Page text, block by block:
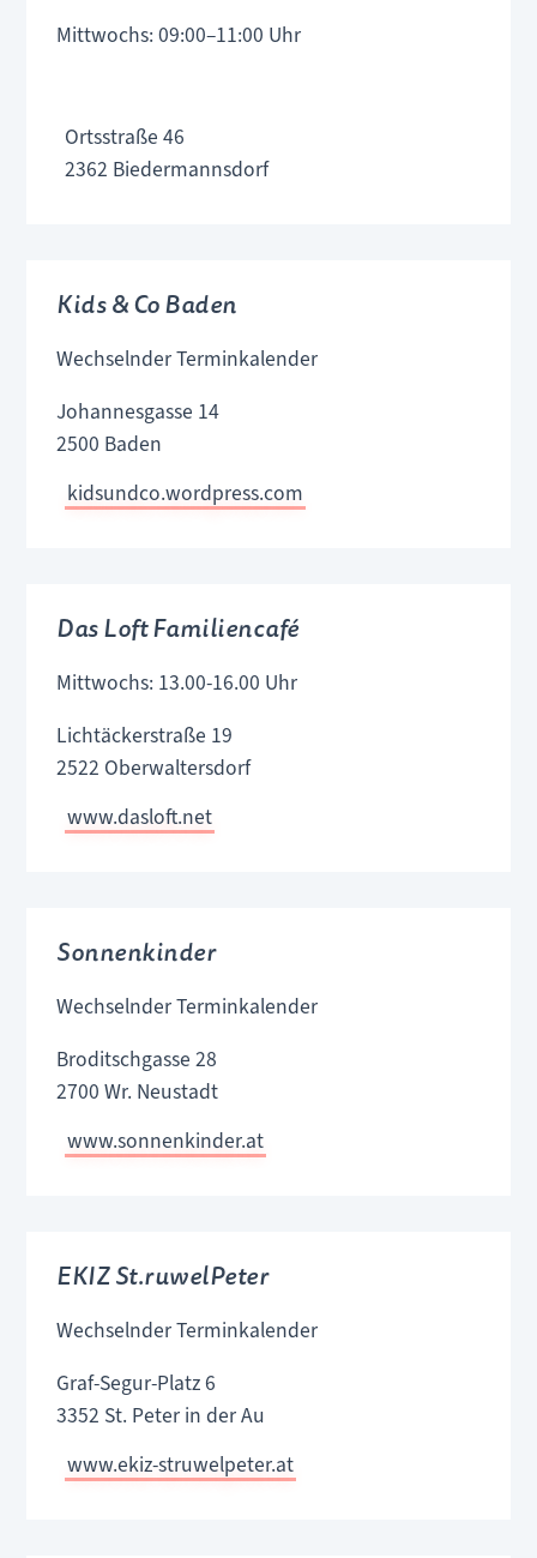
Mittwochs: 09:00–11:00 Uhr
Ortsstraße 46
2362 Biedermannsdorf
Kids & Co Baden
Wechselnder Terminkalender
Johannesgasse 14
2500 Baden
kidsundco.wordpress.com
Das Loft Familiencafé
Mittwochs: 13.00-16.00 Uhr
Lichtäckerstraße 19
2522 Oberwaltersdorf
www.dasloft.net
Sonnenkinder
Wechselnder Terminkalender
Broditschgasse 28
2700 Wr. Neustadt
www.sonnenkinder.at
EKIZ St.ruwelPeter
Wechselnder Terminkalender
Graf-Segur-Platz 6
3352 St. Peter in der Au
www.ekiz-struwelpeter.at